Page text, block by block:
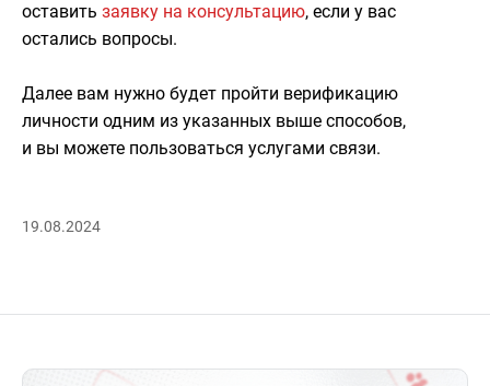
оставить заявку на консультацию, если у вас
остались вопросы.
Далее вам нужно будет пройти верификацию
личности одним из указанных выше способов,
и вы можете пользоваться услугами связи.
19.08.2024